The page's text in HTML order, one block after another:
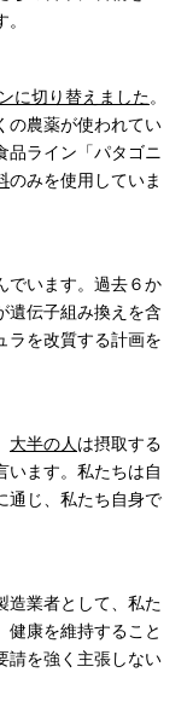
に切り替えました。
の農薬が使われてい
品ライン「パタゴニ
のみを使用していま
でいます。過去６か
遺伝子組み換えを含
ラを改質する計画を
大半の人は摂取する
います。私たちは自
通じ、私たち自身で
造業者として、私た
健康を維持すること
請を強く主張しない